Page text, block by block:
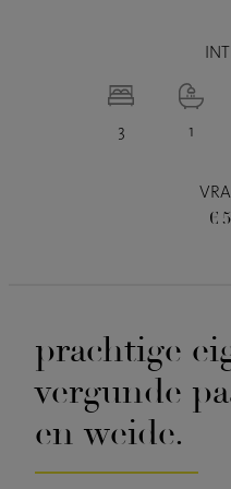
3 1
€
prachtige
vergunde
en weide.